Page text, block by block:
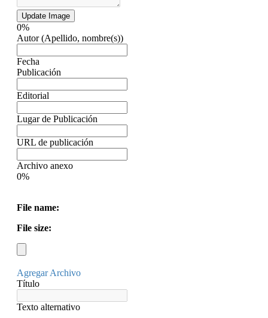
Update Image
0%
Autor (Apellido, nombre(s))
Fecha
Publicación
Editorial
Lugar de Publicación
URL de publicación
Archivo anexo
0%
File name:
File size:
Agregar Archivo
Título
Texto alternativo